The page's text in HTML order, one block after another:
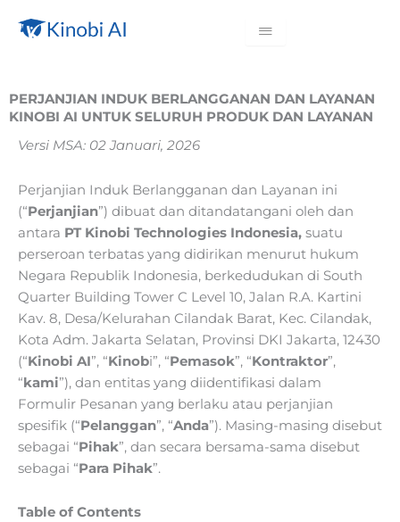
PERJANJIAN INDUK BERLANGGANAN DAN LAYANAN
KINOBI AI UNTUK SELURUH PRODUK DAN LAYANAN
Versi MSA: 02 Januari, 2026
Perjanjian Induk Berlangganan dan Layanan ini
(“Perjanjian”) dibuat dan ditandatangani oleh dan
antara PT Kinobi Technologies Indonesia, suatu
perseroan terbatas yang didirikan menurut hukum
Negara Republik Indonesia, berkedudukan di South
Quarter Building Tower C Level 10, Jalan R.A. Kartini
Kav. 8, Desa/Kelurahan Cilandak Barat, Kec. Cilandak,
Kota Adm. Jakarta Selatan, Provinsi DKI Jakarta, 12430
(“Kinobi AI”, “Kinobi”, “Pemasok”, “Kontraktor”,
“kami”), dan entitas yang diidentifikasi dalam
Formulir Pesanan yang berlaku atau perjanjian
spesifik (“Pelanggan”, “Anda”). Masing-masing disebut
sebagai “Pihak”, dan secara bersama-sama disebut
sebagai “Para Pihak”.
Table of Contents